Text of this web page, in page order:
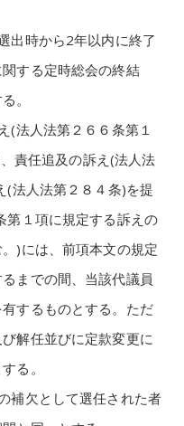
出時から2年以内に終了
する定時総会の終結
。
法人法第２６６条第１
責任追及の訴え(法人法
(法人法第２８４条)を提
第１項に規定する訴えの
)には、前項本文の規定
までの間、当該代議員
するものとする。ただ
解任並びに定款変更に
る。
補欠として選任された者